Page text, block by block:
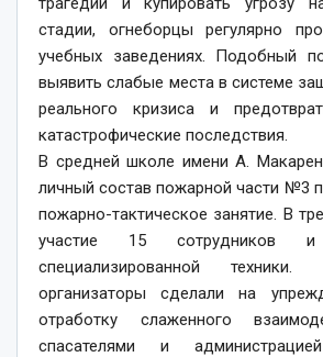
стадии, огнеборцы регулярно
учебных заведениях. Подобный
выявить слабые места в системе
реального кризиса и
катастрофические последствия.
В средней школе имени А.
личный состав пожарной части №3
пожарно-тактическое занятие. В
участие 15 сотрудников
специализированной
организаторы сделали на
отработку слаженного
спасателями и